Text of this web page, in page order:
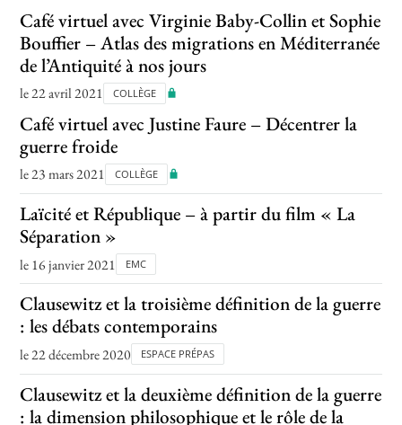
Café virtuel avec Virginie Baby-Collin et Sophie
Bouffier – Atlas des migrations en Méditerranée
de l’Antiquité à nos jours
le 22 avril 2021 COLLÈGE
Café virtuel avec Justine Faure – Décentrer la
guerre froide
le 23 mars 2021 COLLÈGE
Laïcité et République – à partir du film « La
Séparation »
le 16 janvier 2021 EMC
Clausewitz et la troisième définition de la guerre
: les débats contemporains
le 22 décembre 2020 ESPACE PRÉPAS
Clausewitz et la deuxième définition de la guerre
: la dimension philosophique et le rôle de la